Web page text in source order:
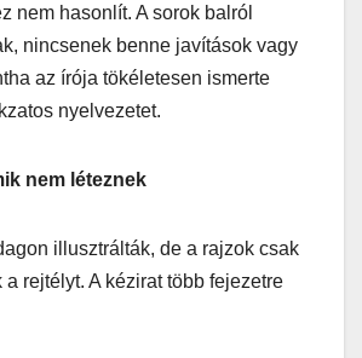
nem hasonlít. A sorok balról
nincsenek benne javítások vagy
az írója tökéletesen ismerte
nyelvezetet.
nem léteznek
illusztrálták, de a rajzok csak
rejtélyt. A kézirat több fejezetre